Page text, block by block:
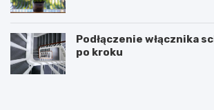
Podłączenie włącznika
po kroku
R
C